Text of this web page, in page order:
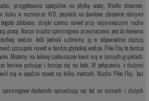
przygotowana specjalnie na płytką wodę. Wielki streamer,
haku w rozmiarze 4/0, pozwala na dowlone zbrojenie różnymi
zdobiona, dzięki czemu nawet przy najmniejszym ruchu
pracę. Nasza mucha spinningowa przeznaczona jest do łowienia
wodzie. Jeśli jednak uzbroimy ją w odpowiednio cięższą
szczupaki nawet w bardzo głębokiej wodzie. Pike Flaj to bardzo
Możemy na lekkiej czeburaszce łowić nią w samych grążelach.
leniwie pulsując i łamiąc się na boki. W połączeniu z dużymi
nią w opadzie nawet na kilku metrach. Mucha Pike Flaj bez
doskonale sprawdzają się też na sumach i dużych